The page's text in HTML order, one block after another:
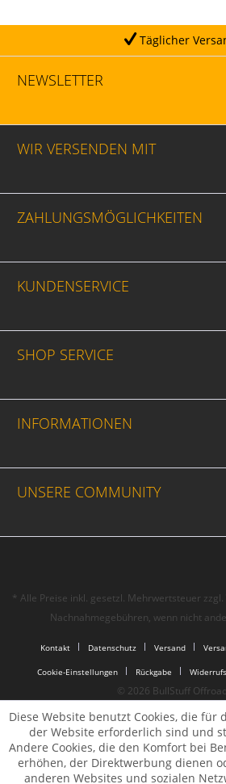
Täglicher
NEWSLETTER
WIR VERSENDEN MIT
ZAHLUNGSMÖGLICHKEITEN
KUNDENSERVICE
SHOP SERVICE
INFORMATIONEN
UNSERE COMMUNITY
* Alle Preise inkl. gesetzl. Mehrwertsteuer zzgl.
Nachnahmegebühren, wenn nicht
Kontakt Datenschutz Versand
Cookie-Einstellungen Rückgabe
© 2026 BullStuff Offroad
Diese Website benutzt Cookies, die für
der Website erforderlich sind und
Andere Cookies, die den Komfort bei
erhöhen, der Direktwerbung dienen
anderen Websites und sozialen